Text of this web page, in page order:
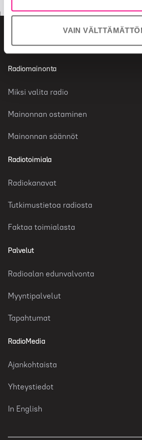
VAIN
Radiomainonta
Miksi valita radio
Mainonnan ostaminen
Mainonnan säännöt
Radiotoimiala
Radiokanavat
Tutkimustietoa radiosta
Faktaa toimialasta
Palvelut
Radioalan edunvalvonta
Myyntipalvelut
Tapahtumat
RadioMedia
Ajankohtaista
Yhteystiedot
In English